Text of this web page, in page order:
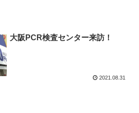
大阪PCR検査センター来訪！
2021.08.31